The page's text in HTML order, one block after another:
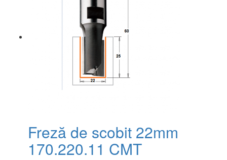
Freză de scobit 22mm
170.220.11 CMT